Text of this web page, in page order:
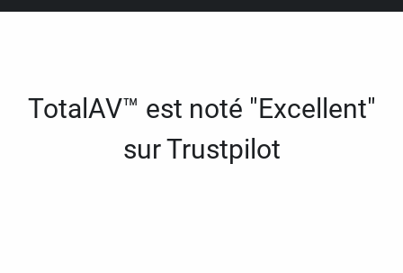
TotalAV™ est noté "Excellent"
sur Trustpilot